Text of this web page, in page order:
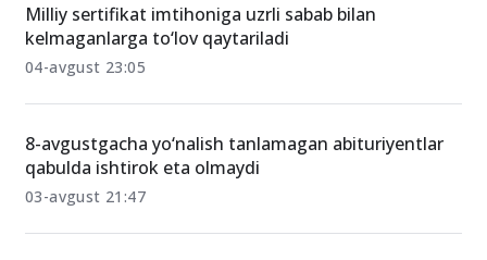
Milliy sertifikat imtihoniga uzrli sabab bilan
kelmaganlarga to‘lov qaytariladi
04-avgust 23:05
8-avgustgacha yo‘nalish tanlamagan abituriyentlar
qabulda ishtirok eta olmaydi
03-avgust 21:47